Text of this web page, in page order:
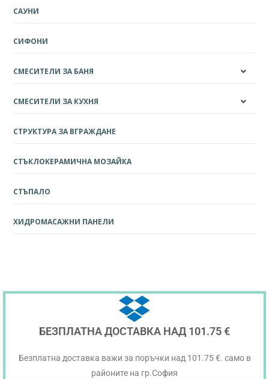
САУНИ
СИФОНИ
СМЕСИТЕЛИ ЗА БАНЯ
СМЕСИТЕЛИ ЗА КУХНЯ
СТРУКТУРА ЗА ВГРАЖДАНЕ
СТЪКЛОКЕРАМИЧНА МОЗАЙКА
СТЪПАЛО
ХИДРОМАСАЖНИ ПАНЕЛИ
БЕЗПЛАТНА ДОСТАВКА НАД 101.75 €
Безплатна доставка важи за поръчки над 101.75 €. само в
районите на гр.София